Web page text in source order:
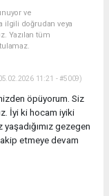
ve
ilgili doğrudan veya
Yazılan tüm
11:21 - #5009)
öpüyorum. Siz
İyi ki hocam iyiki
gezegen
etmeye devam